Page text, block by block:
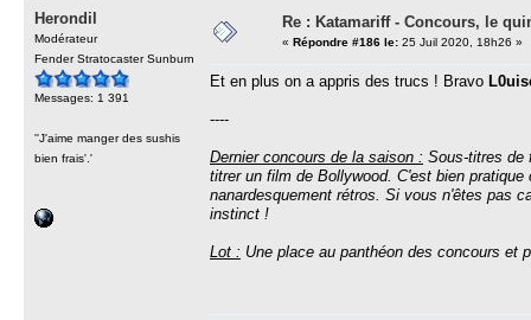
Herondil
Modérateur
Fender Stratocaster Sunburn
Messages: 1 391
''J'aime manger des sushis
bien frais'.'
Re : Katamariff - Concours, le
« Répondre #186 le: 25 Juil 2020, 18h26 »
Et en plus on a appris des trucs ! Bravo
----
Dernier concours de la saison : Sous-titres
titrer un film de Bollywood. C'est bien
nanardesquement rétros. Si vous n'êtes pas
instinct !
Lot : Une place au panthéon des concours et